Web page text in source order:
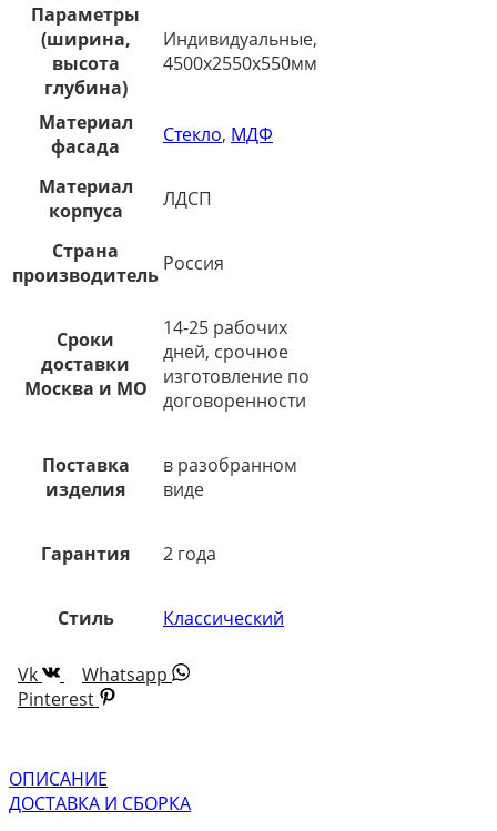
Параметры
(ширина,
высота
глубина)
Индивидуальные,
4500х2550х550мм
Материал
фасада
Стекло, МДФ
Материал
корпуса
ЛДСП
Страна
производитель Россия
Сроки
доставки
Москва и МО
14-25 рабочих
дней, срочное
изготовление по
договоренности
Поставка
изделия
в разобранном
виде
Гарантия 2 года
Стиль Классический
Vk
Whatsapp
Pinterest
ОПИСАНИЕ
ДОСТАВКА И СБОРКА